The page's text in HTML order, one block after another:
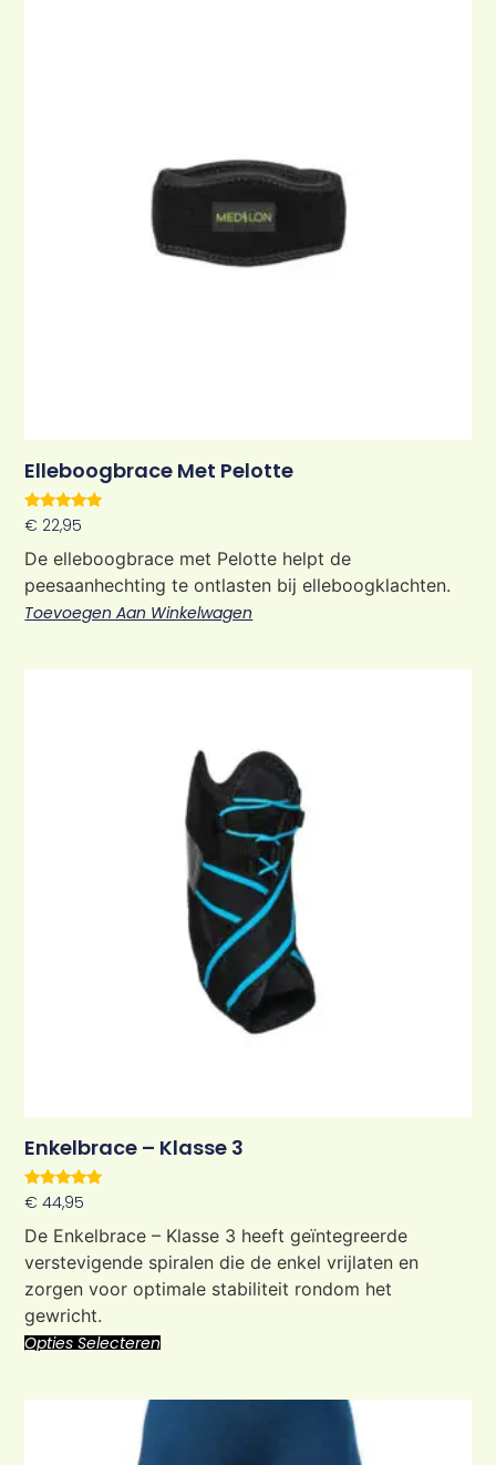
Elleboogbrace Met Pelotte
Waardering
5.00
uit 5
€ 22,95
De elleboogbrace met Pelotte helpt de
peesaanhechting te ontlasten bij elleboogklachten.
Toevoegen Aan Winkelwagen
Enkelbrace – Klasse 3
Waardering
5.00
uit 5
€ 44,95
De Enkelbrace – Klasse 3 heeft geïntegreerde
verstevigende spiralen die de enkel vrijlaten en
zorgen voor optimale stabiliteit rondom het
gewricht.
Opties Selecteren